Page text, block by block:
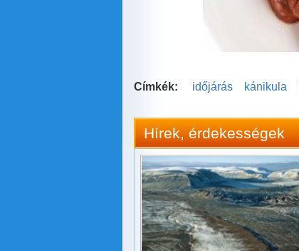
Címkék: időjárás kánikula
Hírek, érdekességek